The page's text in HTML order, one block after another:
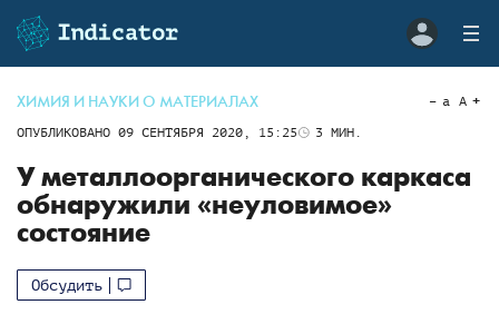
ХИМИЯ И НАУКИ О МАТЕРИАЛАХ
ОПУБЛИКОВАНО 09 СЕНТЯБРЯ 2020, 15:25 3 МИН.
a A
У металлоорганического каркаса
обнаружили «неуловимое»
состояние
Обсудить